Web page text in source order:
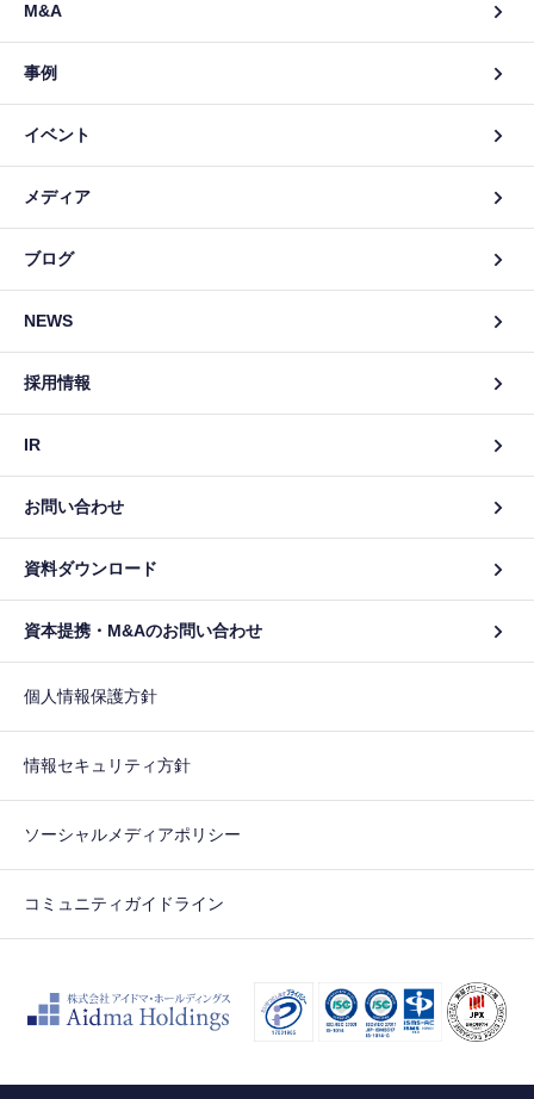
M&A
事例
イベント
メディア
ブログ
NEWS
採用情報
IR
お問い合わせ
資料ダウンロード
資本提携・M&Aのお問い合わせ
個人情報保護方針
情報セキュリティ方針
ソーシャルメディアポリシー
コミュニティガイドライン